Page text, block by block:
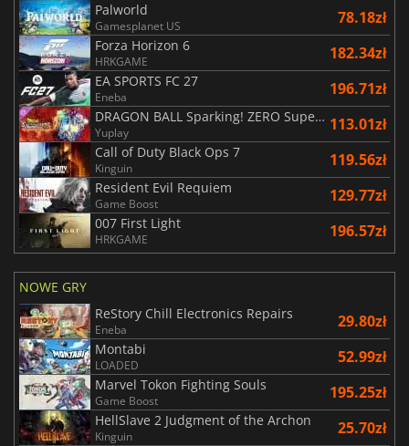
Palworld
Gamesplanet US 78.18zł
Forza Horizon 6
HRKGAME 182.34zł
EA SPORTS FC 27
Eneba 196.71zł
DRAGON BALL Sparking! ZERO Super Limit Breaking NEO
Yuplay 113.01zł
Call of Duty Black Ops 7
Kinguin 119.56zł
Resident Evil Requiem
Game Boost 129.77zł
007 First Light
HRKGAME 196.57zł
NOWE GRY
ReStory Chill Electronics Repairs
Eneba 29.80zł
Montabi
LOADED 52.99zł
Marvel Tokon Fighting Souls
Game Boost 195.25zł
HellSlave 2 Judgment of the Archon
Kinguin 25.70zł